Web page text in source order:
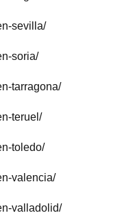
sevilla/
soria/
tarragona/
teruel/
toledo/
valencia/
valladolid/